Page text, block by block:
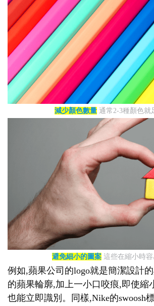
減少顏色數量通常2-3種顏色就
避免細小的圖案 這些在縮小時
例如,蘋果公司的logo就是簡潔設計
的蘋果輪廓,加上一小口咬痕,即使縮
也能立即識別。同樣,Nike的swoosh